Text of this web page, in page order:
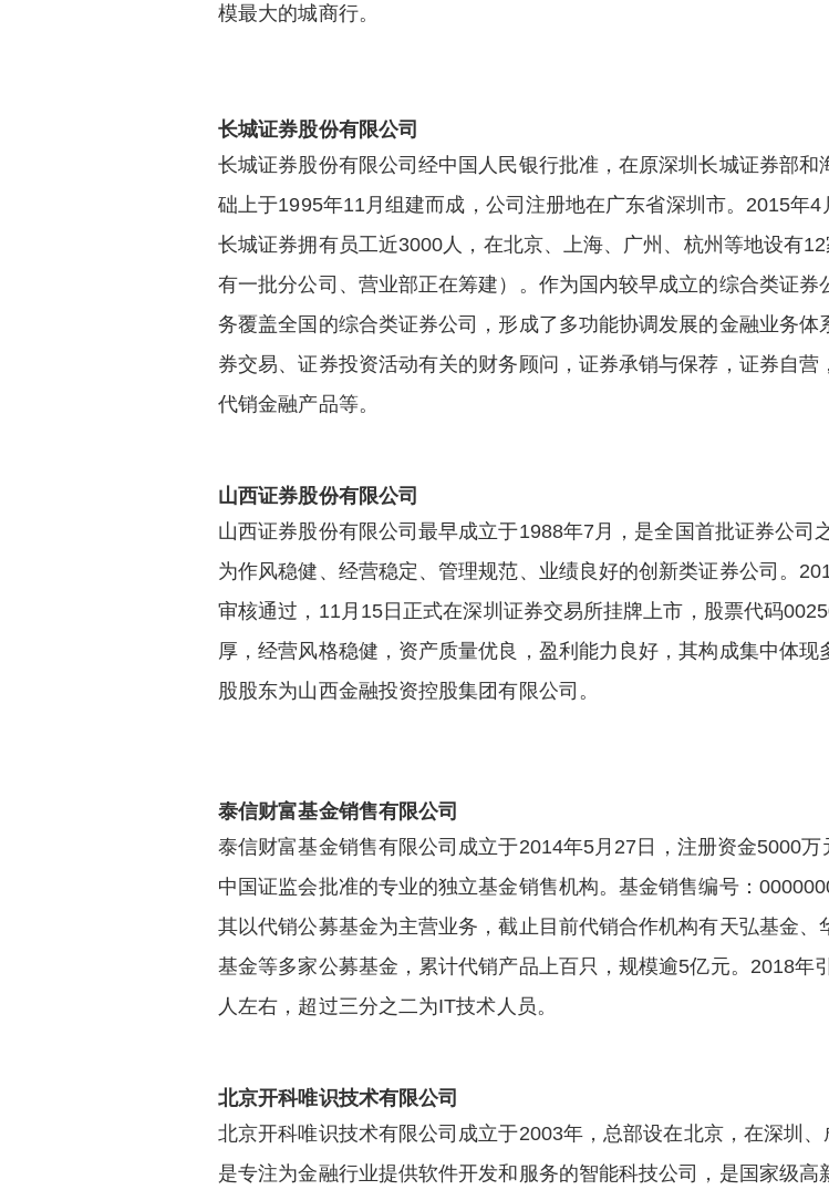
模最大的城商行。
长城证券股份有限公司
长城证券股份有限公司经中国人民银行批准，在原深圳长城证券部
础上于1995年11月组建而成，公司注册地在广东省深圳市。2015年
长城证券拥有员工近3000人，在北京、上海、广州、杭州等地设有
有一批分公司、营业部正在筹建）。作为国内较早成立的综合类证
务覆盖全国的综合类证券公司，形成了多功能协调发展的金融业务
券交易、证券投资活动有关的财务顾问，证券承销与保荐，证券自营
代销金融产品等。
山西证券股份有限公司
山西证券股份有限公司最早成立于1988年7月，是全国首批证券公
为作风稳健、经营稳定、管理规范、业绩良好的创新类证券公司。
审核通过，11月15日正式在深圳证券交易所挂牌上市，股票代码
厚，经营风格稳健，资产质量优良，盈利能力良好，其构成集中体
股股东为山西金融投资控股集团有限公司。
泰信财富基金销售有限公司
泰信财富基金销售有限公司成立于2014年5月27日，注册资金5000
中国证监会批准的专业的独立基金销售机构。基金销售编号：
其以代销公募基金为主营业务，截止目前代销合作机构有天弘基金
基金等多家公募基金，累计代销产品上百只，规模逾5亿元。2018年
人左右，超过三分之二为IT技术人员。
北京开科唯识技术有限公司
北京开科唯识技术有限公司成立于2003年，总部设在北京，在深圳
是专注为金融行业提供软件开发和服务的智能科技公司，是国家级